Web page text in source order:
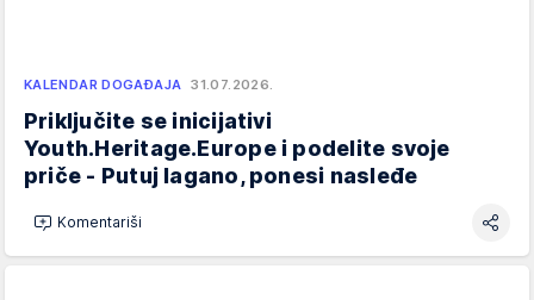
KALENDAR DOGAĐAJA 31.07.2026.
Priključite se inicijativi
Youth.Heritage.Europe i podelite svoje
priče - Putuj lagano, ponesi nasleđe
Komentariši